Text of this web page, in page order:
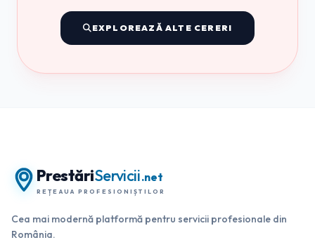
EXPLOREAZĂ ALTE CERERI
PrestăriServicii.net
REȚEAUA PROFESIONIȘTILOR
Cea mai modernă platformă pentru servicii profesionale din
România.